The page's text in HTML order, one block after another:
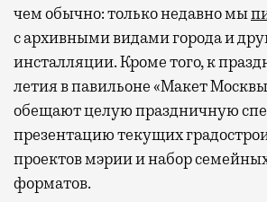
чем обычно: только недавно мы
с архивными видами города и
инсталляции. Кроме того, к
летия в павильоне «Макет
обещают целую праздничную
презентацию текущих
проектов мэрии и набор
форматов.